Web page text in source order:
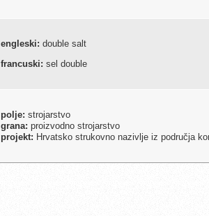
engleski: double salt
francuski: sel double
polje: strojarstvo
grana: proizvodno strojarstvo
projekt: Hrvatsko strukovno nazivlje iz područja